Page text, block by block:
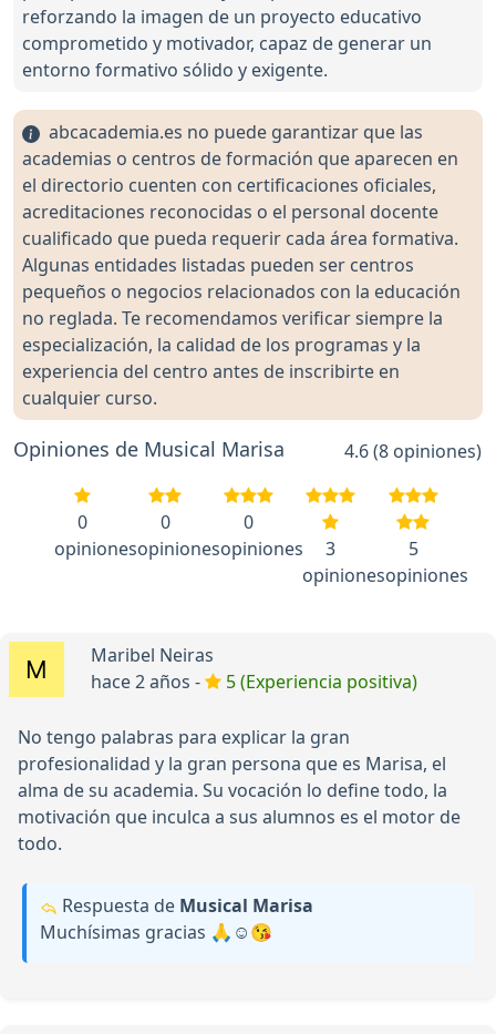
reforzando la imagen de un proyecto educativo
comprometido y motivador, capaz de generar un
entorno formativo sólido y exigente.
abcacademia.es no puede garantizar que las
academias o centros de formación que aparecen en
el directorio cuenten con certificaciones oficiales,
acreditaciones reconocidas o el personal docente
cualificado que pueda requerir cada área formativa.
Algunas entidades listadas pueden ser centros
pequeños o negocios relacionados con la educación
no reglada. Te recomendamos verificar siempre la
especialización, la calidad de los programas y la
experiencia del centro antes de inscribirte en
cualquier curso.
Opiniones de Musical Marisa 4.6 (8 opiniones)
0
opiniones
0
opiniones
0
opiniones
3
opiniones
5
opiniones
Maribel Neiras
hace 2 años -
5 (Experiencia positiva)
No tengo palabras para explicar la gran
profesionalidad y la gran persona que es Marisa, el
alma de su academia. Su vocación lo define todo, la
motivación que inculca a sus alumnos es el motor de
todo.
Respuesta de Musical Marisa
Muchísimas gracias 🙏☺️😘